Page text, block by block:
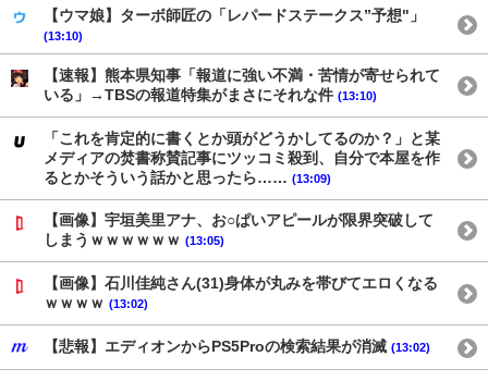
【ウマ娘】ターボ師匠の「レパードステークス”予想"」
(13:10)
【速報】熊本県知事「報道に強い不満・苦情が寄せられて
いる」→TBSの報道特集がまさにそれな件 (13:10)
「これを肯定的に書くとか頭がどうかしてるのか？」と某
メディアの焚書称賛記事にツッコミ殺到、自分で本屋を作
るとかそういう話かと思ったら…… (13:09)
【画像】宇垣美里アナ、お○ぱいアピールが限界突破して
しまうｗｗｗｗｗｗ (13:05)
【画像】石川佳純さん(31)身体が丸みを帯びてエロくなる
ｗｗｗｗ (13:02)
【悲報】エディオンからPS5Proの検索結果が消滅 (13:02)